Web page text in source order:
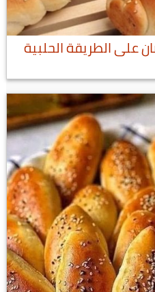
الطريقة الحلبية